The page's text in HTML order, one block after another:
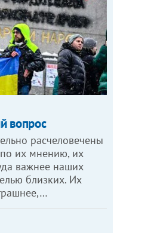
вопрос
расчеловечены
их мнению, их
важнее наших
близких. Их